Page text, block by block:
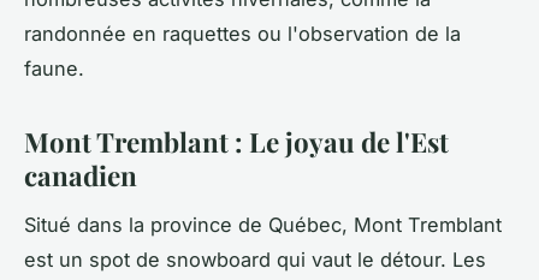
randonnée en raquettes ou l'observation de la
faune.
Mont Tremblant : Le joyau de l'Est
canadien
Situé dans la province de Québec, Mont Tremblant
est un spot de snowboard qui vaut le détour. Les